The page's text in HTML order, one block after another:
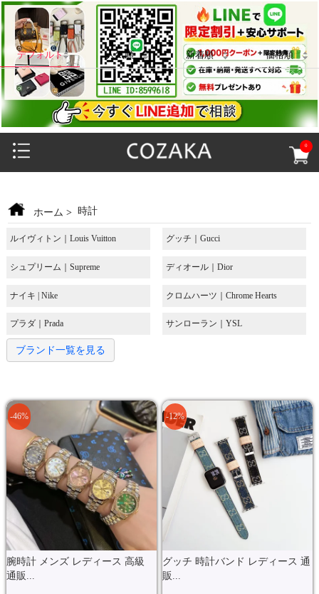
0
デフォルト 人気順 新着順 価格順
ホーム > 時計
ルイヴィトン｜Louis Vuitton グッチ｜Gucci
シュプリーム｜Supreme ディオール｜Dior
ナイキ | Nike クロムハーツ｜Chrome Hearts
プラダ｜Prada サンローラン｜YSL
ブランド一覧を見る
腕時計 メンズ レディース 高級
通販...
-46%
グッチ 時計バンド レディース 通
販...
-12%